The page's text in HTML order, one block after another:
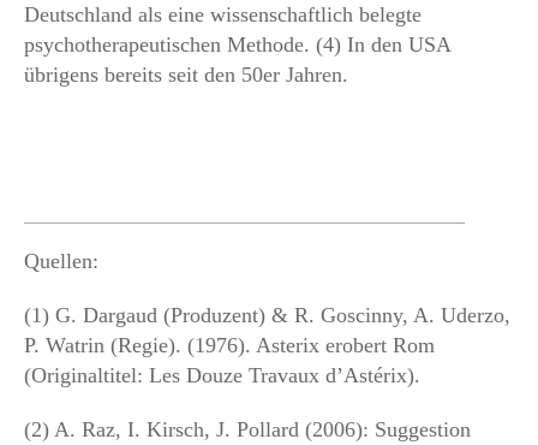
Deutschland als eine wissenschaftlich belegte
psychotherapeutischen Methode. (4) In den USA
übrigens bereits seit den 50er Jahren.
Quellen:
(1) G. Dargaud (Produzent) & R. Goscinny, A. Uderzo,
P. Watrin (Regie). (1976). Asterix erobert Rom
(Originaltitel: Les Douze Travaux d’Astérix).
(2) A. Raz, I. Kirsch, J. Pollard (2006): Suggestion